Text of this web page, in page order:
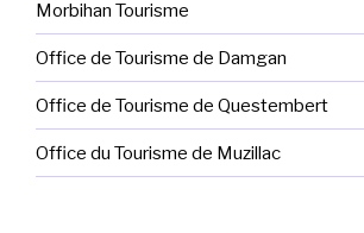
Morbihan Tourisme
Office de Tourisme de Damgan
Office de Tourisme de Questembert
Office du Tourisme de Muzillac